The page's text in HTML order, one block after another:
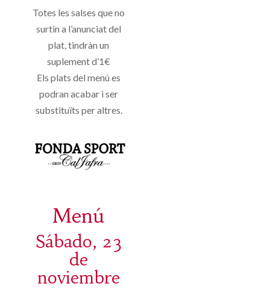
Totes les salses que no
surtin a l’anunciat del
plat, tindràn un
suplement d’1€
Els plats del menú es
podran acabar i ser
substituïts per altres.
Menú
Sábado, 23
de
noviembre